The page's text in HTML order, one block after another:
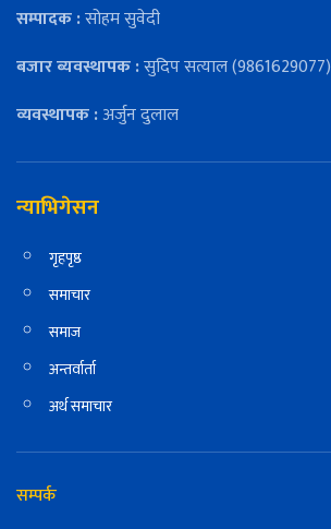
सम्पादक :सोहम सुवेदी
बजार ब्यवस्थापक :सुदिप सत्याल (9861629077)
व्यवस्थापक :अर्जुन दुलाल
न्याभिगेसन
गृहपृष्ठ
समाचार
समाज
अन्तर्वार्ता
अर्थ समाचार
सम्पर्क